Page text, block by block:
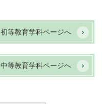
初等教育学科ページへ
中等教育学科ページへ